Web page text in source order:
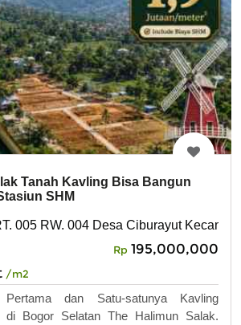
Tanah Kavling Bisa Bangun
SHM
005 RW. 004 Desa Ciburayut
Rp 195,000,000
/m2
dan Satu-satunya Kavling
di Bogor Selatan The Halimun Salak.